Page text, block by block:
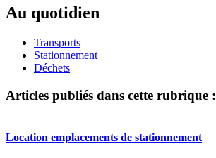
Au quotidien
Transports
Stationnement
Déchets
Articles publiés dans cette rubrique :
Location emplacements de stationnement